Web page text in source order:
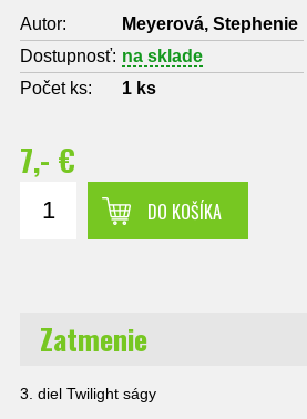
Autor:
Meyerová, Stephenie
Dostupnosť: na sklade
Počet ks:
1 ks
7,- €
DO KOŠÍKA
Zatmenie
3. diel Twilight ságy